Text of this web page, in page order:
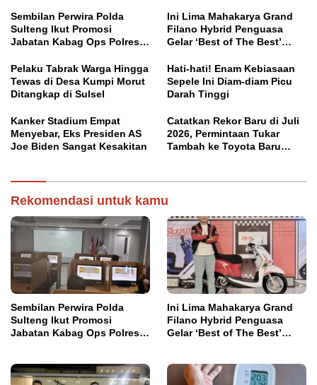
Sembilan Perwira Polda
Sulteng Ikut Promosi
Jabatan Kabag Ops Polres
Ini Lima Mahakarya Grand
Filano Hybrid Penguasa
Gelar ‘Best of The Best’
Pelaku Tabrak Warga Hingga
Tewas di Desa Kumpi Morut
Ditangkap di Sulsel
Hati-hati! Enam Kebiasaan
Sepele Ini Diam-diam Picu
Darah Tinggi
Kanker Stadium Empat
Menyebar, Eks Presiden AS
Joe Biden Sangat Kesakitan
Catatkan Rekor Baru di Juli
2026, Permintaan Tukar
Tambah ke Toyota Baru
Rekomendasi untuk kamu
Sembilan Perwira Polda
Sulteng Ikut Promosi
Jabatan Kabag Ops Polres
Ini Lima Mahakarya Grand
Filano Hybrid Penguasa
Gelar ‘Best of The Best’